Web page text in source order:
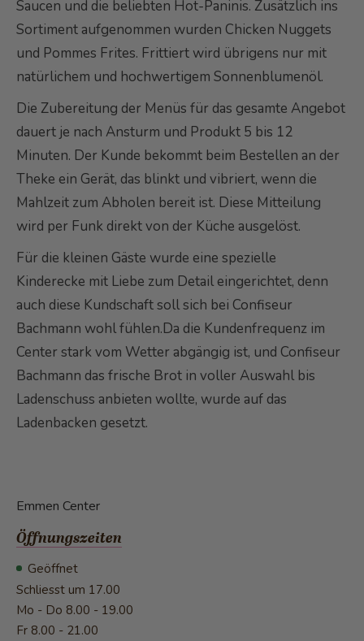
Emmen Center
Öffnungszeiten
Geöffnet
Schliesst um 17.00
Mo - Do 8.00 - 19.00
Fr 8.00 - 21.00
Saucen und die beliebten Hot-Paninis. Zusätzlich ins
Sortiment aufgenommen wurden Chicken Nuggets
und Pommes Frites. Frittiert wird übrigens nur mit
natürlichem und hochwertigem Sonnenblumenöl.
Die Zubereitung der Menüs für das gesamte Angebot
dauert je nach Ansturm und Produkt 5 bis 12
Minuten. Der Kunde bekommt beim Bestellen an der
Theke ein Gerät, das blinkt und vibriert, wenn die
Mahlzeit zum Abholen bereit ist. Diese Mitteilung
wird per Funk direkt von der Küche ausgelöst.
Für die kleinen Gäste wurde eine spezielle
Kinderecke mit Liebe zum Detail eingerichtet, denn
auch diese Kundschaft soll sich bei Confiseur
Bachmann wohl fühlen.Da die Kundenfrequenz im
Center stark vom Wetter abgängig ist, und Confiseur
Bachmann das frische Brot in voller Auswahl bis
Ladenschuss anbieten wollte, wurde auf das
Ladenbacken gesetzt.